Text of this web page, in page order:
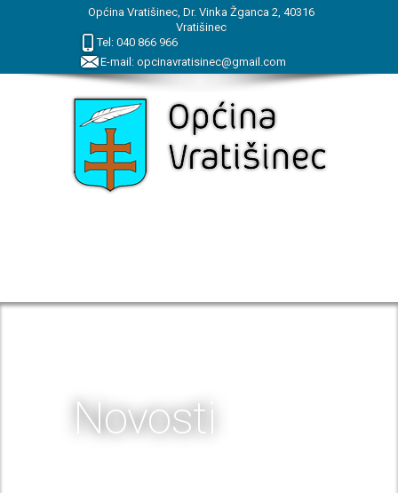
Općina Vratišinec, Dr. Vinka Žganca 2, 40316
Vratišinec
Tel: 040 866 966
E-mail: opcinavratisinec@gmail.com
Novosti